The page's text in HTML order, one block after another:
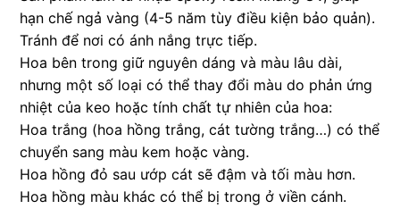
hạn chế ngả vàng (4-5 năm tùy điều kiện bảo quản).
Tránh để nơi có ánh nắng trực tiếp.
Hoa bên trong giữ nguyên dáng và màu lâu dài,
nhưng một số loại có thể thay đổi màu do phản ứng
nhiệt của keo hoặc tính chất tự nhiên của hoa:
Hoa trắng (hoa hồng trắng, cát tường trắng…) có thể
chuyển sang màu kem hoặc vàng.
Hoa hồng đỏ sau ướp cát sẽ đậm và tối màu hơn.
Hoa hồng màu khác có thể bị trong ở viền cánh.